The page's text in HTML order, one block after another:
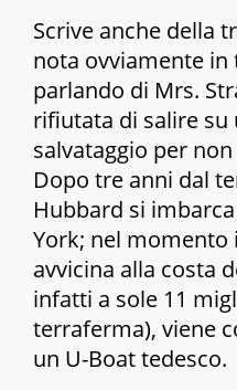
Scrive anche della
nota ovviamente
parlando di Mrs.
rifiutata di salire su
salvataggio per
Dopo tre anni dal
Hubbard si
York; nel momento
avvicina alla costa
infatti a sole 11
terraferma), viene
un U-Boat tedesco.